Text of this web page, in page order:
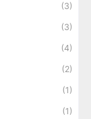
(3)
(3)
(4)
(2)
(1)
(1)